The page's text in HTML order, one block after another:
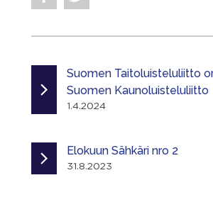
Suomen Taitoluisteluliitto
Suomen Kaunoluisteluliitto
1.4.2024
Elokuun Sähkäri nro 2
31.8.2023